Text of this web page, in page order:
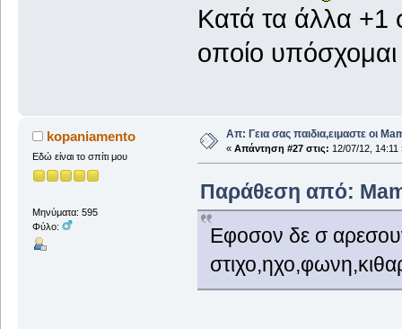
Κατά τα άλλα +1
οποίο
kopaniamento
Εδώ είναι το σπίτι μου
Μηνύματα: 595
Φύλο:
Απ: Γεια σας παιδια,ειμαστε οι
« Απάντηση #27 στις: 12/07/12, 14:11
Παράθεση από:
Εφοσον δε σ